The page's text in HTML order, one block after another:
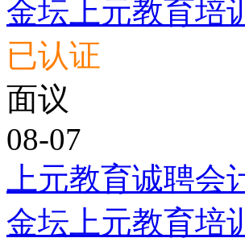
金坛上元教育培
已认证
面议
08-07
上元教育诚聘
金坛上元教育培